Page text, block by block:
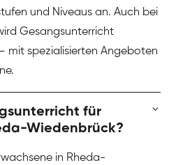
und Niveaus an. Auch bei
Gesangsunterricht
mit spezialisierten Angeboten
für
Wiedenbrück?
in Rheda-